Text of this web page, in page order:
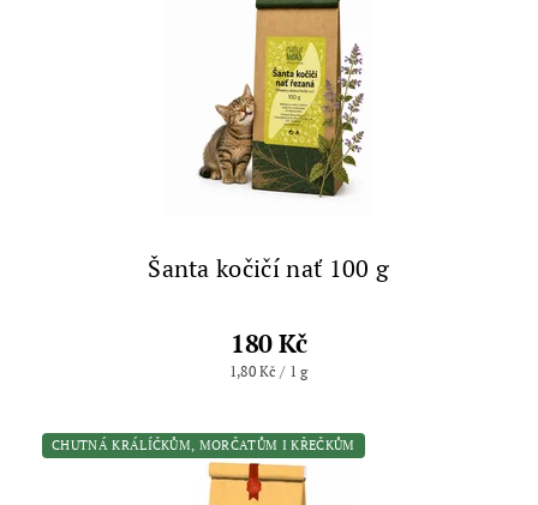
Šanta kočičí nať 100 g
180 Kč
1,80 Kč / 1 g
CHUTNÁ KRÁLÍČKŮM, MORČATŮM I KŘEČKŮM